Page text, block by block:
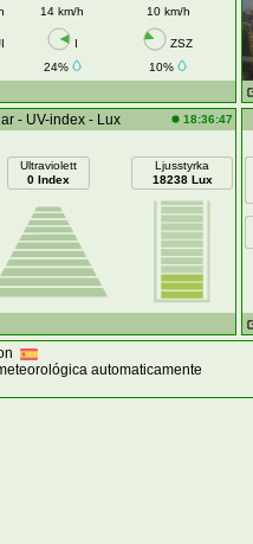
14 km/h 10 km/h
I
ZSZ
24%
10%
- UV-index - Lux 18:36:47
Ultraviolett
0 Index
Ljusstyrka
18238 Lux
automaticamente